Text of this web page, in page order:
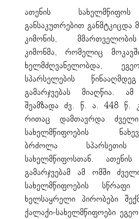
ათენის
განსაკუთრებით განმტკიცდა
კიმონის,
კიმონმა, რომელიც
ხელმძღვანელობდა,
სპარსელების
გამარჯვებას მიაღწია. ამ
შეამზადა ძვ. წ. ა. 448 წ.
რითაც დამთავრდა ძველი
სახელმწიფოების
ბრძოლა სპარსეთის
სახელმწიფოსთან. ათენის
გამარჯვებამ ამ ომში
სახელმწიფოების სწრაფი
ხელსაყრელი პირობები
ქალაქი-სახელმწიფოები